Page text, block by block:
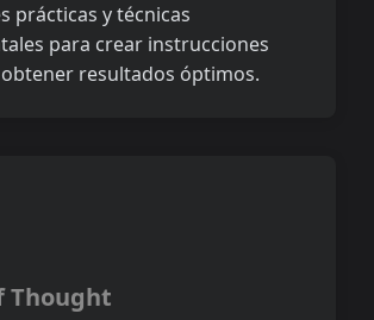
prácticas y técnicas
para crear instrucciones
resultados óptimos.
Thought